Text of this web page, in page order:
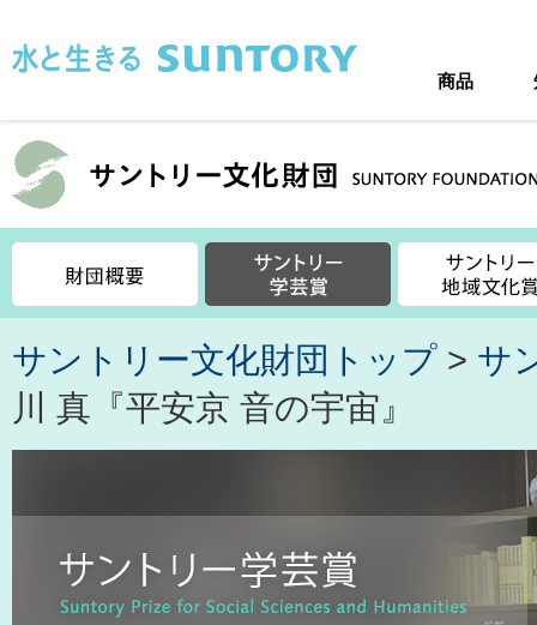
商品
サントリー文化財団トップ > サ
川 真『平安京 音の宇宙』